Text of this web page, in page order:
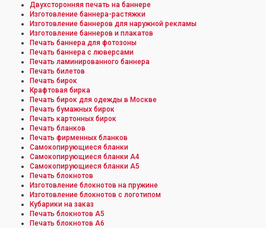
Двухсторонняя печать на баннере
Изготовление баннера-растяжки
Изготовление баннеров для наружной рекламы
Изготовление баннеров и плакатов
Печать баннера для фотозоны
Печать баннера с люверсами
Печать ламинированного баннера
Печать билетов
Печать бирок
Крафтовая бирка
Печать бирок для одежды в Москве
Печать бумажных бирок
Печать картонных бирок
Печать бланков
Печать фирменных бланков
Самокопирующиеся бланки
Самокопирующиеся бланки А4
Самокопирующиеся бланки А5
Печать блокнотов
Изготовление блокнотов на пружине
Изготовление блокнотов с логотипом
Кубарики на заказ
Печать блокнотов А5
Печать блокнотов А6